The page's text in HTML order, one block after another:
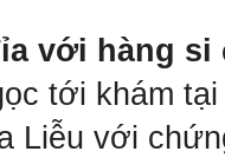
với hàng si
tới khám
Liễu với